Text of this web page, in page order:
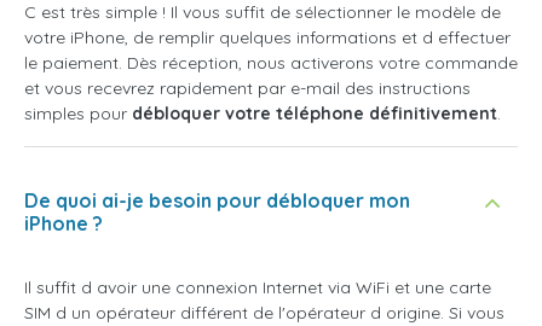
C est très simple ! Il vous suffit de sélectionner le modèle de
votre iPhone, de remplir quelques informations et d effectuer
le paiement. Dès réception, nous activerons votre commande
et vous recevrez rapidement par e-mail des instructions
simples pour débloquer votre téléphone définitivement.
De quoi ai-je besoin pour débloquer mon
iPhone ?
Il suffit d avoir une connexion Internet via WiFi et une carte
SIM d un opérateur différent de l'opérateur d origine. Si vous